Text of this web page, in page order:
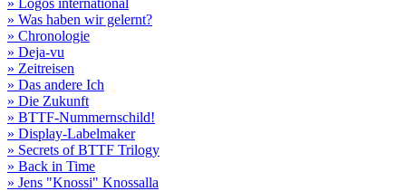
» Logos international
» Was haben wir gelernt?
» Chronologie
» Deja-vu
» Zeitreisen
» Das andere Ich
» Die Zukunft
» BTTF-Nummernschild!
» Display-Labelmaker
» Secrets of BTTF Trilogy
» Back in Time
» Jens "Knossi" Knossalla